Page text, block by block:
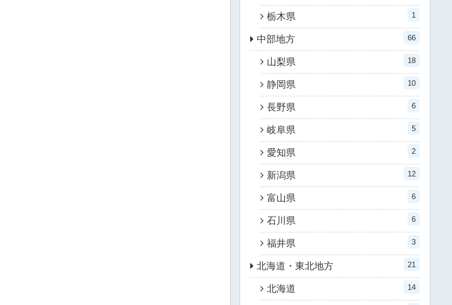
栃木県 1
中部地方 66
山梨県 18
静岡県 10
長野県 6
岐阜県 5
愛知県 2
新潟県 12
富山県 6
石川県 6
福井県 3
北海道・東北地方 21
北海道 14